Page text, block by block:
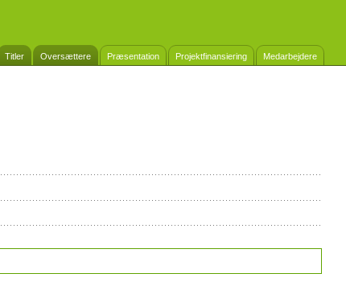
Titler Oversættere Præsentation Projektfinansiering Medarbejdere